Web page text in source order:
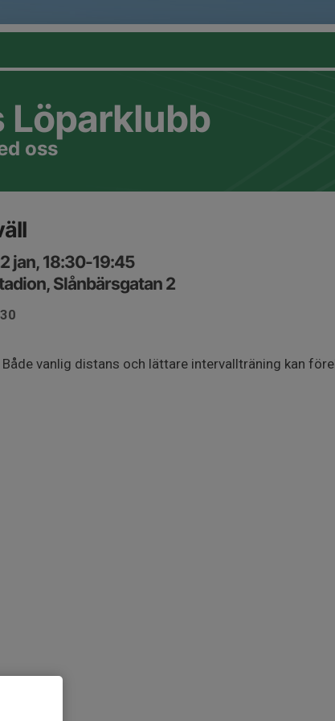
Löparklubb
oss
jan, 18:30-19:45
Slånbärsgatan 2
vanlig distans och lättare intervallträning kan